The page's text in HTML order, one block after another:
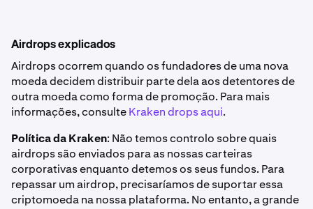
Airdrops explicados
Airdrops ocorrem quando os fundadores de uma nova
moeda decidem distribuir parte dela aos detentores de
outra moeda como forma de promoção. Para mais
informações, consulteKraken drops aqui.
Política da Kraken: Não temos controlo sobre quais
airdrops são enviados para as nossas carteiras
corporativas enquanto detemos os seus fundos. Para
repassar um airdrop, precisaríamos de suportar essa
criptomoeda na nossa plataforma. No entanto, a grande